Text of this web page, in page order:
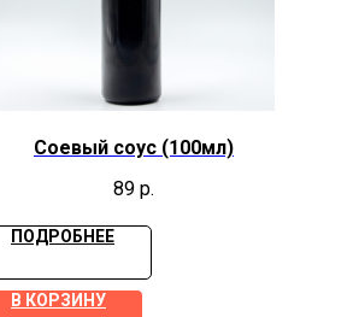
Соевый соус (100мл)
89 р.
ПОДРОБНЕЕ
В КОРЗИНУ